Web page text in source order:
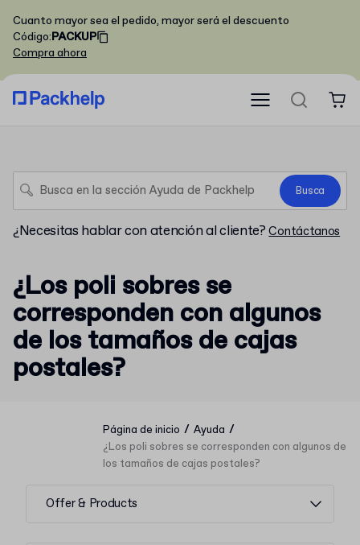
Cuanto mayor sea el pedido, mayor será el descuento
Código:PACKUP
Compra ahora
Busca
¿Necesitas hablar con atención al cliente? Contáctanos
¿Los poli sobres se
corresponden con algunos
de los tamaños de cajas
postales?
Página de inicio / Ayuda /
¿Los poli sobres se corresponden con algunos de
los tamaños de cajas postales?
Offer & Products